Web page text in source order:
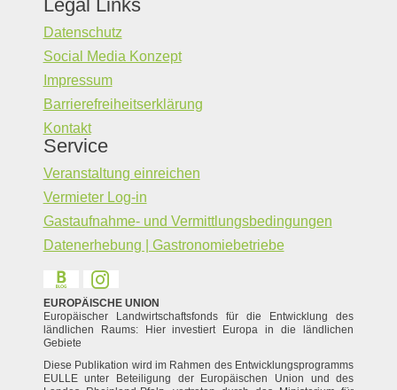
Legal Links
Datenschutz
Social Media Konzept
Impressum
Barrierefreiheitserklärung
Kontakt
Service
Veranstaltung einreichen
Vermieter Log-in
Gastaufnahme- und Vermittlungsbedingungen
Datenerhebung | Gastronomiebetriebe
EUROPÄISCHE UNION
Europäischer Landwirtschaftsfonds für die Entwicklung des
ländlichen Raums: Hier investiert Europa in die ländlichen
Gebiete
Diese Publikation wird im Rahmen des Entwicklungsprogramms
EULLE unter Beteiligung der Europäischen Union und des